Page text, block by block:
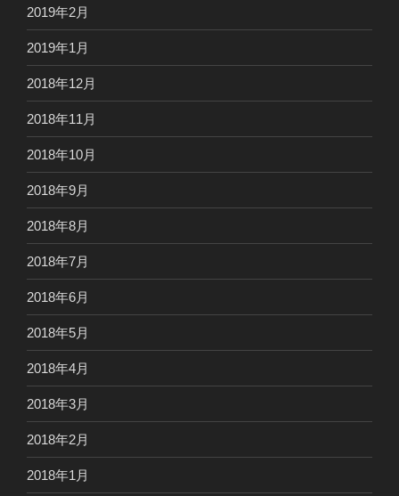
2019年2月
2019年1月
2018年12月
2018年11月
2018年10月
2018年9月
2018年8月
2018年7月
2018年6月
2018年5月
2018年4月
2018年3月
2018年2月
2018年1月